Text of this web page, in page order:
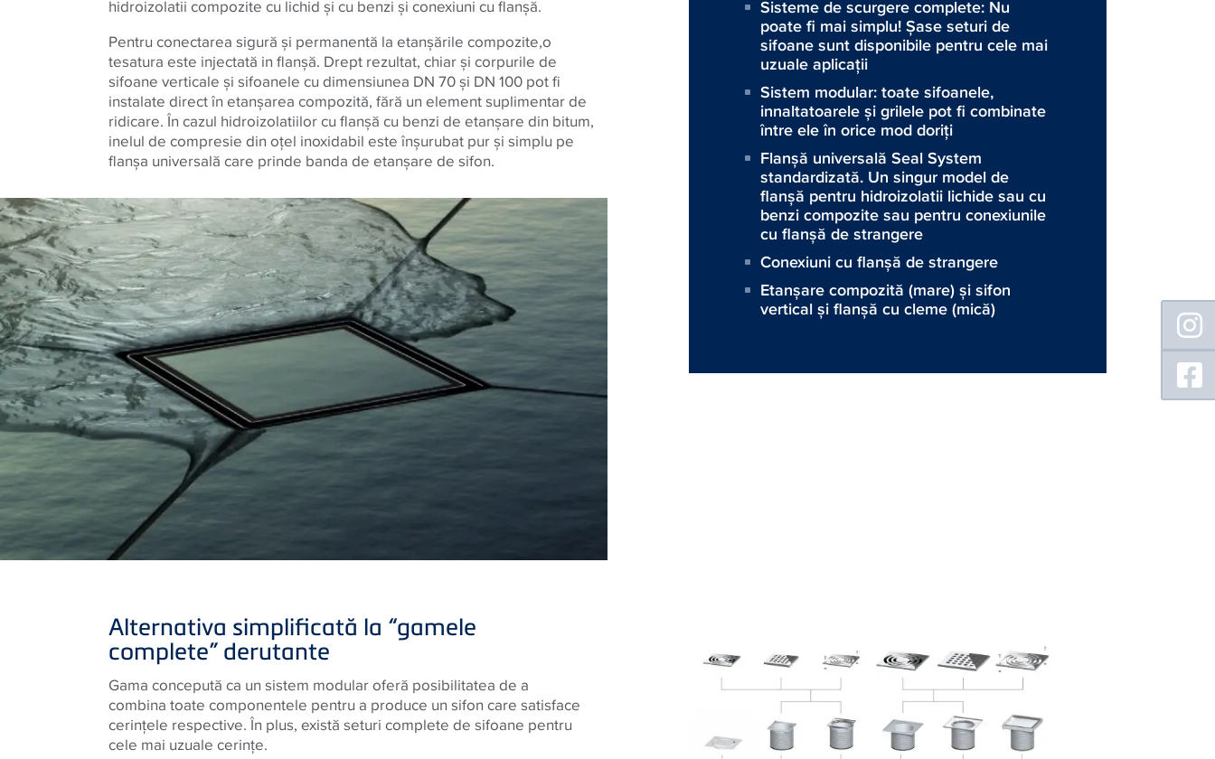
hidroizolatii compozite cu lichid şi cu benzi şi conexiuni cu flanşă.
Pentru conectarea sigură şi permanentă la etanşările compozite,o
tesatura este injectată in flanşă. Drept rezultat, chiar şi corpurile de
sifoane verticale şi sifoanele cu dimensiunea DN 70 şi DN 100 pot fi
instalate direct în etanşarea compozită, fără un element suplimentar de
ridicare. În cazul hidroizolatiilor cu flanşă cu benzi de etanşare din bitum,
inelul de compresie din oţel inoxidabil este înşurubat pur şi simplu pe
flanşa universală care prinde banda de etanşare de sifon.
Sisteme de scurgere complete: Nu
poate fi mai simplu! Şase seturi de
sifoane sunt disponibile pentru cele mai
uzuale aplicaţii
Sistem modular: toate sifoanele,
innaltatoarele şi grilele pot fi combinate
între ele în orice mod doriţi
Flanşă universală Seal System
standardizată. Un singur model de
flanşă pentru hidroizolatii lichide sau cu
benzi compozite sau pentru conexiunile
cu flanşă de strangere
Conexiuni cu flanşă de strangere
Etanşare compozită (mare) şi sifon
vertical şi flanşă cu cleme (mică)
Alternativa simplificată la “gamele
complete” derutante
Gama concepută ca un sistem modular oferă posibilitatea de a
combina toate componentele pentru a produce un sifon care satisface
cerinţele respective. În plus, există seturi complete de sifoane pentru
cele mai uzuale cerinţe.
Floating